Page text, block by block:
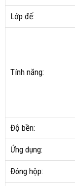
Lớp đế:
Tính năng:
Độ bền:
Ứng dụng:
Đóng hộp: